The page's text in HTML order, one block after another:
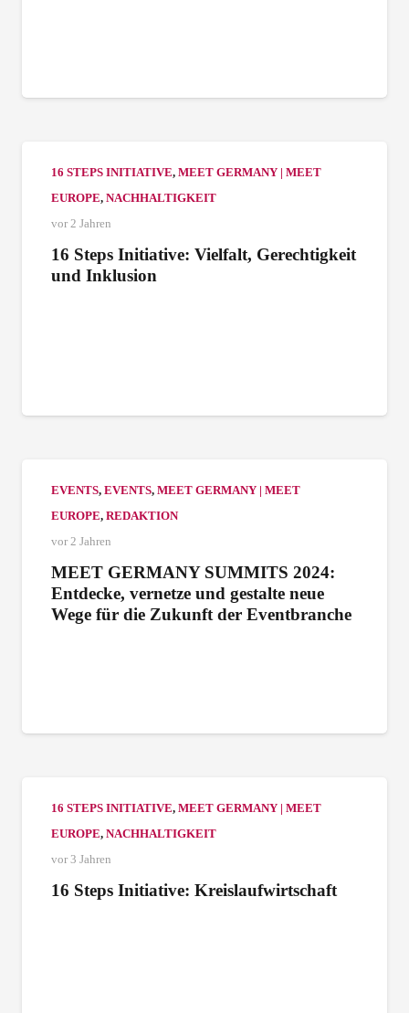
16 STEPS INITIATIVE, MEET GERMANY | MEET
EUROPE, NACHHALTIGKEIT
vor 2 Jahren
16 Steps Initiative: Vielfalt, Gerechtigkeit
und Inklusion
EVENTS, EVENTS, MEET GERMANY | MEET
EUROPE, REDAKTION
vor 2 Jahren
MEET GERMANY SUMMITS 2024:
Entdecke, vernetze und gestalte neue
Wege für die Zukunft der Eventbranche
16 STEPS INITIATIVE, MEET GERMANY | MEET
EUROPE, NACHHALTIGKEIT
vor 3 Jahren
16 Steps Initiative: Kreislaufwirtschaft